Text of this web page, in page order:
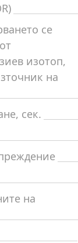
се
изотоп,
на
сек.
на